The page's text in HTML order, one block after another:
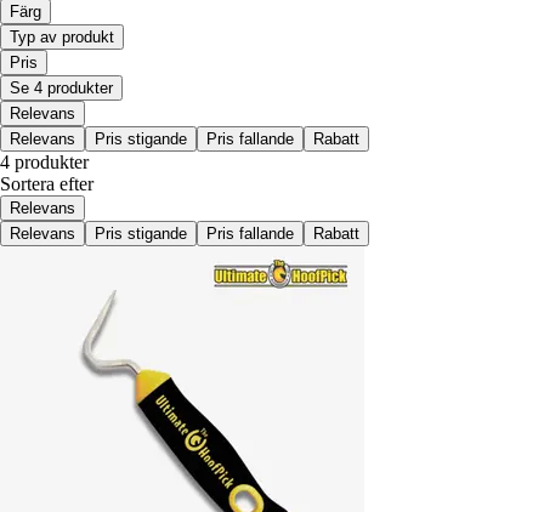
Färg
Typ av produkt
Pris
Se 4 produkter
Relevans
Relevans
Pris stigande Pris fallande Rabatt
4 produkter
Sortera efter
Relevans
Relevans
Pris stigande Pris fallande Rabatt